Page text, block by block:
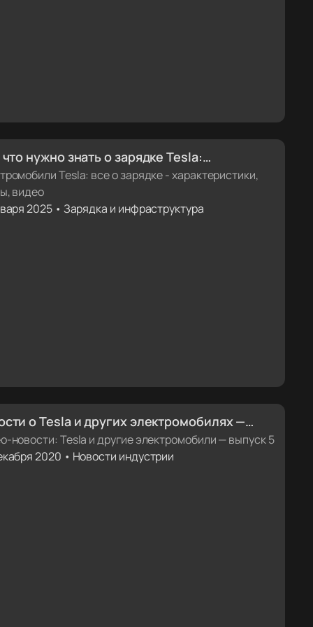
нужно знать о зарядке Tesla:
факты, видеоинструкции
Tesla: все о зарядке - характеристики,
видео
2025 • Зарядка и инфраструктура
о Tesla и других электромобилях —
5
новости: Tesla и другие электромобили — выпуск 5
2020 • Новости индустрии